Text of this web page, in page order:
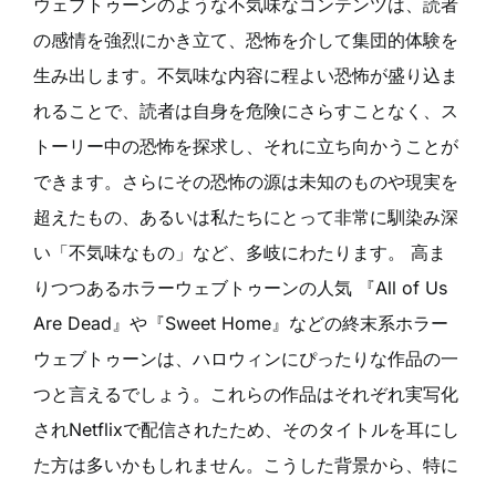
の感情を強烈にかき立て、恐怖を介して集団的体験を
生み出します。不気味な内容に程よい恐怖が盛り込ま
れることで、読者は自身を危険にさらすことなく、ス
トーリー中の恐怖を探求し、それに立ち向かうことが
できます。さらにその恐怖の源は未知のものや現実を
超えたもの、あるいは私たちにとって非常に馴染み深
い「不気味なもの」など、多岐にわたります。 高ま
りつつあるホラーウェブトゥーンの人気 『All of Us
Are Dead』や『Sweet Home』などの終末系ホラー
ウェブトゥーンは、ハロウィンにぴったりな作品の一
つと言えるでしょう。これらの作品はそれぞれ実写化
されNetflixで配信されたため、そのタイトルを耳にし
た方は多いかもしれません。こうした背景から、特に